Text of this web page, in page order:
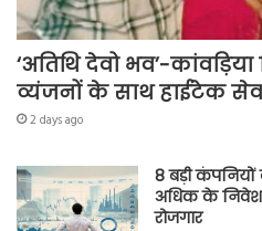
‘अतिथि देवो भव’-
व्यंजनों के साथ हाईटेक
2 days ago
8 बड़ी
अधिक के निवेश
रोजगार